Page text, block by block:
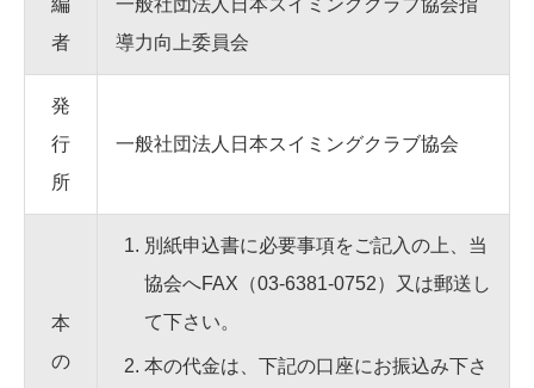
編
者
一般社団法人日本スイミングクラブ協会指
導力向上委員会
発
行
所
一般社団法人日本スイミングクラブ協会
本
の
別紙申込書に必要事項をご記入の上、当
協会へFAX（03-6381-0752）又は郵送し
て下さい。
本の代金は、下記の口座にお振込み下さ